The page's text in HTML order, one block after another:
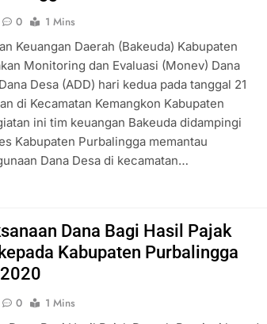
0
1 Mins
Keuangan Daerah (Bakeuda) Kabupaten
Monitoring dan Evaluasi (Monev) Dana
Desa (ADD) hari kedua pada tanggal 21
di Kecamatan Kemangkon Kabupaten
ini tim keuangan Bakeuda didampingi
Kabupaten Purbalingga memantau
Dana Desa di kecamatan…
Dana Bagi Hasil Pajak
Kabupaten Purbalingga
0
1 Mins